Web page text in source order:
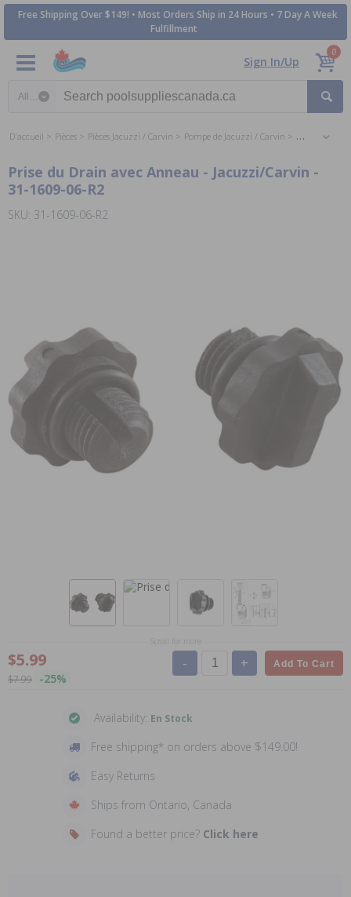
Free Shipping Over $149! • Most Orders Ship in 24 Hours • 7 Day A Week
Fulfillment
Sign In/Up
0
D'accueil Pièces Pièces Jacuzzi / Carvin Pompe de Jacuzzi / Carvin Pièces pour
Prise du Drain avec Anneau - Jacuzzi/Carvin -
31-1609-06-R2
SKU: 31-1609-06-R2
Scroll for more
$5.99
$7.99 -25%
- + Add To Cart
Availability: En Stock
Free shipping* on orders above $149.00!
Easy Returns
Ships from Ontario, Canada
Found a better price? Click here